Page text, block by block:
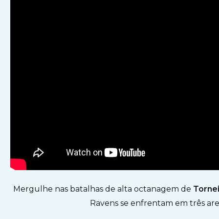
Mergulhe nas batalhas de alta octanagem de
Ravens se enfrentam em três